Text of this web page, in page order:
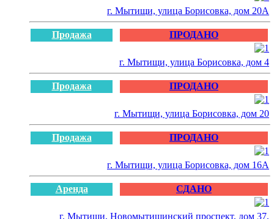
г. Мытищи, улица Борисовка, дом 20А
Продажа ПРОДАНО
г. Мытищи, улица Борисовка, дом 4
Продажа ПРОДАНО
г. Мытищи, улица Борисовка, дом 20
Продажа ПРОДАНО
г. Мытищи, улица Борисовка, дом 16А
Аренда СДАНО
г. Мытищи, Новомытищинский проспект, дом 37,